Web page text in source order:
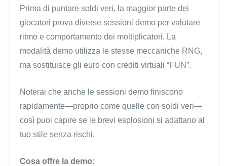
Prima di puntare soldi veri, la maggior parte dei
giocatori prova diverse sessioni demo per valutare
ritmo e comportamento dei moltiplicatori. La
modalità demo utilizza le stesse meccaniche RNG,
ma sostituisce gli euro con crediti virtuali “FUN”.
Noterai che anche le sessioni demo finiscono
rapidamente—proprio come quelle con soldi veri—
così puoi capire se le brevi esplosioni si adattano al
tuo stile senza rischi.
Cosa offre la demo: